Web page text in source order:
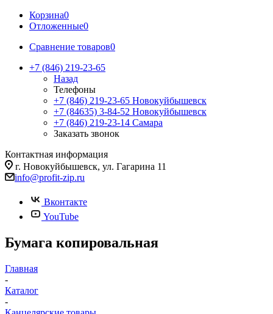
Корзина0
Отложенные0
Сравнение товаров0
+7 (846) 219-23-65
Назад
Телефоны
+7 (846) 219-23-65 Новокуйбышевск
+7 (84635) 3-84-52 Новокуйбышевск
+7 (846) 219-23-14 Самара
Заказать звонок
Контактная информация
г. Новокуйбышевск, ул. Гагарина 11
info@profit-zip.ru
Вконтакте
YouTube
Бумага копировальная
Главная
-
Каталог
-